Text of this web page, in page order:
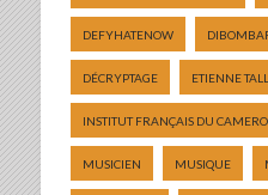
DEFYHATENOW
DÉCRYPTAGE ETIENNE
INSTITUT FRANÇAIS DU
MUSICIEN MUSIQUE